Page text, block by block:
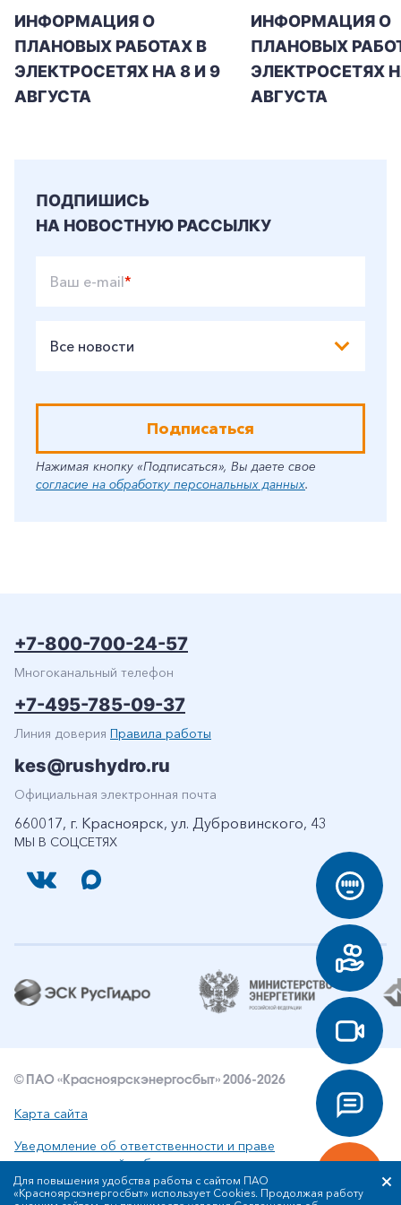
ИНФОРМАЦИЯ О
ПЛАНОВЫХ РАБОТАХ В
ЭЛЕКТРОСЕТЯХ НА 8 И 9
АВГУСТА
ИНФОРМАЦИЯ О
ПЛАНОВЫХ
ЭЛЕКТРОСЕТЯХ
АВГУСТА
ПОДПИШИСЬ
НА НОВОСТНУЮ РАССЫЛКУ
Ваш e-mail*
Все новости
Подписаться
Нажимая кнопку «Подписаться», Вы даете свое
согласие на обработку персональных данных.
МЫ В СОЦСЕТЯХ
+7-800-700-24-57
Многоканальный телефон
+7-495-785-09-37
Линия доверия Правила работы
kes@rushydro.ru
Официальная электронная почта
660017, г. Красноярск, ул. Дубровинского, 43
© ПАО «Красноярскэнергосбыт» 2006-2026
Карта сайта
Уведомление об ответственности и праве
интеллектуальной собственности
Политика ПАО «Красноярскэнергосбыт» в отношении
Для повышения удобства работы с сайтом ПАО
«Красноярскэнергосбыт» использует Cookies. Продолжая работу